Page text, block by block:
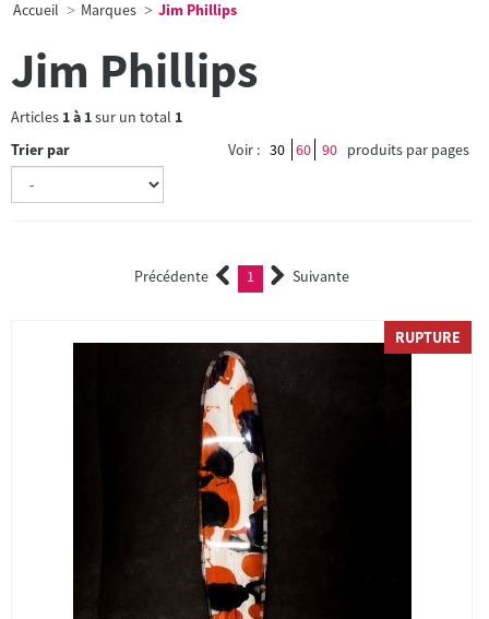
Accueil Marques Jim Phillips
Jim Phillips
Articles 1à 1sur un total 1
Trier par
Voir : 30 60 90 produits par pages
Précédente 1 (current)Suivante
RUPTURE